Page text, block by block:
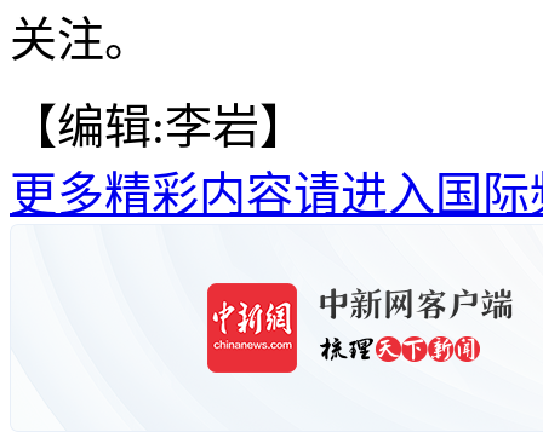
关注。
【编辑:李岩】
更多精彩内容请进入国际